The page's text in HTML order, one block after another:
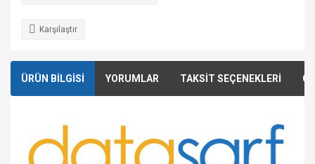
Karşılaştır
ÜRÜN BİLGİSİ YORUMLAR TAKSİT SEÇENEKLERİ